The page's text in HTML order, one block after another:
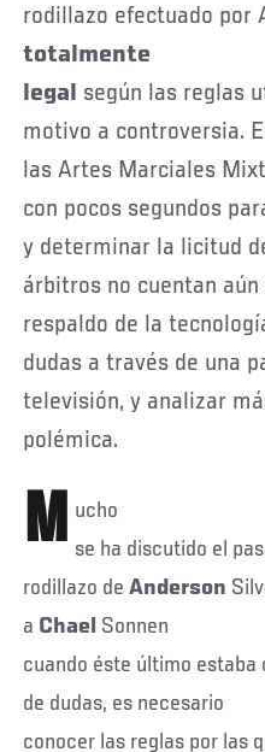
rodillazo efectuado por
totalmente
legal según las reglas
motivo a controversia.
las Artes Marciales
con pocos segundos
y determinar la licitud
árbitros no cuentan aún
respaldo de la
dudas a través de una
televisión, y analizar
polémica.
M ucho
se ha discutido el
rodillazo deAnderson
a Chael Sonnen
cuando éste último
de dudas, es necesario
conocer las reglas por las